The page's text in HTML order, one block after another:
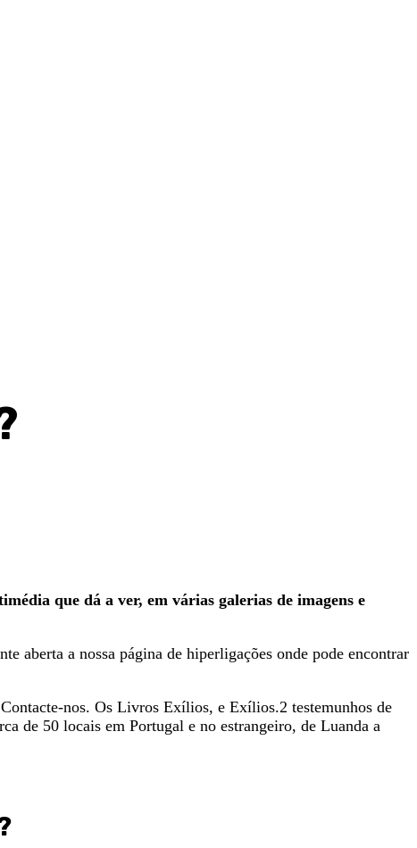
que dá a ver, em várias galerias de imagens e
aberta a nossa página de hiperligações onde pode encontrar
nos. Os Livros Exílios, e Exílios.2 testemunhos de
de 50 locais em Portugal e no estrangeiro, de Luanda a